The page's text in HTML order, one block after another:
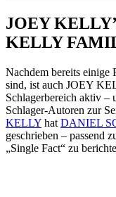
JOEY
KELLY
Nachdem bereits einige
sind, ist auch JOEY
Schlagerbereich aktiv –
Schlager-Autoren zur
KELLY hat DANIEL
geschrieben – passend
„Single Fact“ zu